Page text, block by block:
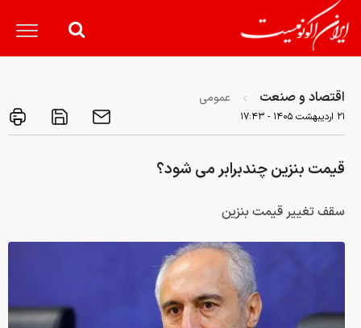
اقتصاد و صنعت عمومی
۲۱ ارديبهشت ۱۴۰۵ - ۱۷:۴۳
قیمت بنزین چندبرابر می شود؟
سقف تغییر قیمت بنزین